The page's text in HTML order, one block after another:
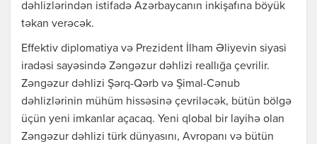
dəhlizlərindən istifadə Azərbaycanın inkişafına böyük
təkan verəcək.
Effektiv diplomatiya və Prezident İlham Əliyevin siyasi
iradəsi sayəsində Zəngəzur dəhlizi reallığa çevrilir.
Zəngəzur dəhlizi Şərq-Qərb və Şimal-Cənub
dəhlizlərinin mühüm hissəsinə çevriləcək, bütün bölgə
üçün yeni imkanlar açacaq. Yeni qlobal bir layihə olan
Zəngəzur dəhlizi türk dünyasını, Avropanı və bütün